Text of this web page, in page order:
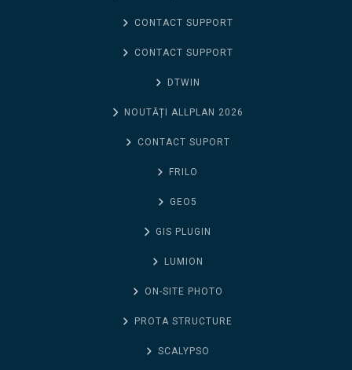
CONTACT SUPPORT
CONTACT SUPPORT
DTWIN
NOUTĂȚI ALLPLAN 2026
CONTACT SUPORT
FRILO
GEO5
GIS PLUGIN
LUMION
ON-SITE PHOTO
PROTA STRUCTURE
SCALYPSO